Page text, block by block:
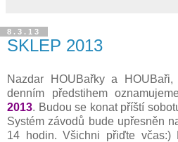
8.3.13
SKLEP 2013
Nazdar HOUBařky a
denním předstihem
2013. Budou se konat příští
Systém závodů bude upřesněn
14 hodin. Všichni přiďte včas:)